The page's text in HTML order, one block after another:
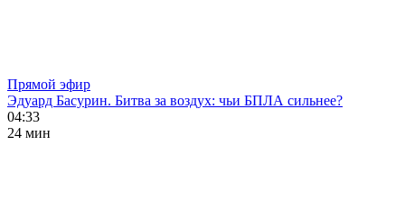
Прямой эфир
Эдуард Басурин. Битва за воздух: чьи БПЛА сильнее?
04:33
24 мин